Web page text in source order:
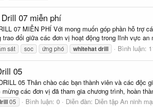
07 miễn phí
07 MIỄN PHÍ Với mong muốn góp phần hỗ trợ
đổi giữa các đơn vị hoạt động trong lĩnh vực an
sát soc ứng phó whitehatdrill Bình luận:
05
05 Thân chào các bạn thành viên và các độc
các đơn vị đã tham gia chương trình, hoàn
05 Bình luận: 0 Diễn đàn: Diễn tập An ninh